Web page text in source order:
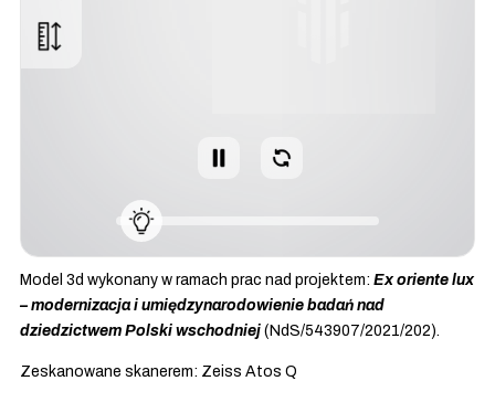
Model 3d wykonany w ramach prac nad projektem: Ex oriente lux
– modernizacja i umiędzynarodowienie badań nad
dziedzictwem Polski wschodniej (NdS/543907/2021/202).
Zeskanowane skanerem: Zeiss Atos Q